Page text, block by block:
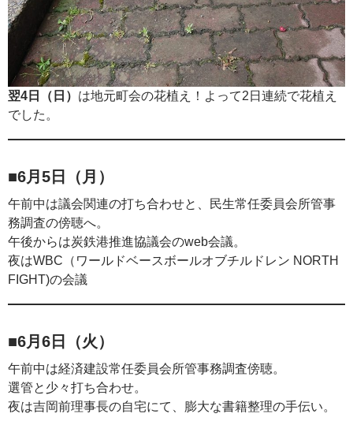
翌4日（日） は地元町会の花植え！よって2日連続で花植え
でした。
■6月5日（月）
午前中は議会関連の打ち合わせと、民生常任委員会所管事
務調査の傍聴へ。
午後からは炭鉄港推進協議会のweb会議。
夜はWBC（ワールドベースボールオブチルドレン NORTH
FIGHT)の会議
■6月6日（火）
午前中は経済建設常任委員会所管事務調査傍聴。
選管と少々打ち合わせ。
夜は吉岡前理事長の自宅にて、膨大な書籍整理の手伝い。